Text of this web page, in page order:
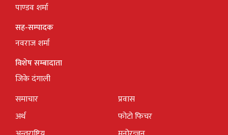
पाण्डव शर्मा
सह-सम्पादक
नवराज शर्मा
विशेष सम्बादाता
जिके दंगाली
समाचार
अर्थ
प्रवास
फोटो फिचर